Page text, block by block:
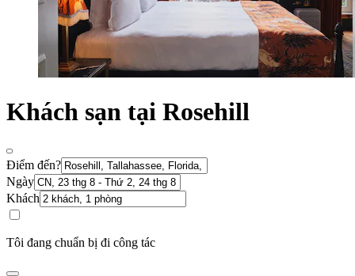
Khách sạn tại Rosehill
Điểm đến?
Ngày
Khách
Tôi đang chuẩn bị đi công tác